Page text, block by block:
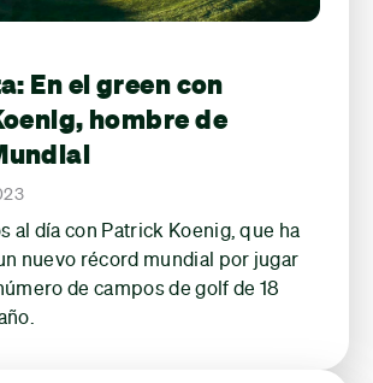
En el green con
hombre de
al día con Patrick Koenig, que ha
nuevo récord mundial por jugar
de campos de golf de 18